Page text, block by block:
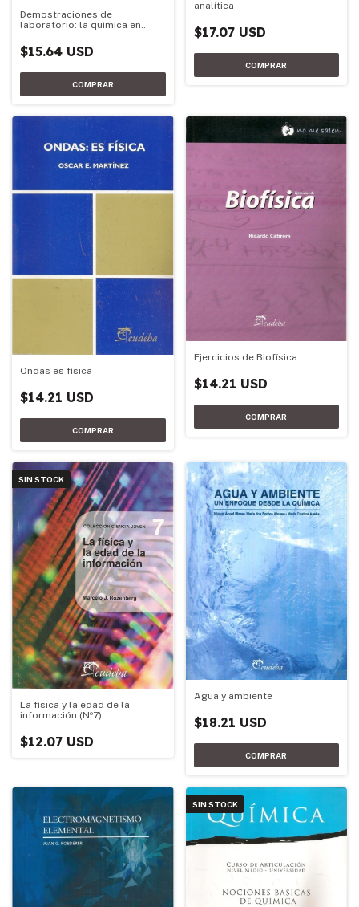
Demostraciones de
laboratorio: la química en
$15.64 USD
analítica
$17.07 USD
Ondas es física
$14.21 USD
Ejercicios de Biofísica
$14.21 USD
SIN STOCK
La física y la edad de la
información (Nº7)
$12.07 USD
Agua y ambiente
$18.21 USD
SIN STOCK